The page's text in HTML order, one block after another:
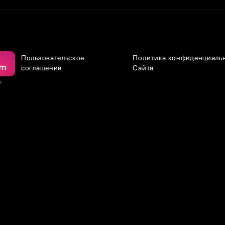
Пользовательское
соглашение
Политика
Сайта